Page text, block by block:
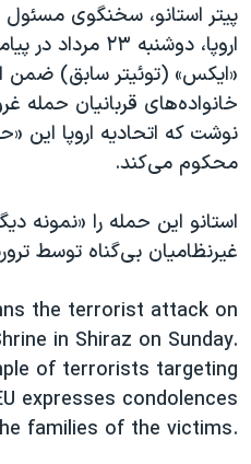
اسرائیل در جنگ
نرگس محمدی برنده جایزه نوبل
همایش محافظه‌کاران آمریکا
صفحه‌های ویژه
پیتر استانو، سخنگوی
اروپا، دوشنبه ۲۳
«ایکس» (توئیتر سابق) ضمن
خانواده‌های قربانیان حمله
نوشت که اتحادیه اروپا این
محکوم می‌کند.
استانو این حمله را «نمونه
غیرنظامیان بی‌گناه توسط
the terrorist attack on
in Shiraz on Sunday.
of terrorists targeting
expresses condolences
families of the victims.